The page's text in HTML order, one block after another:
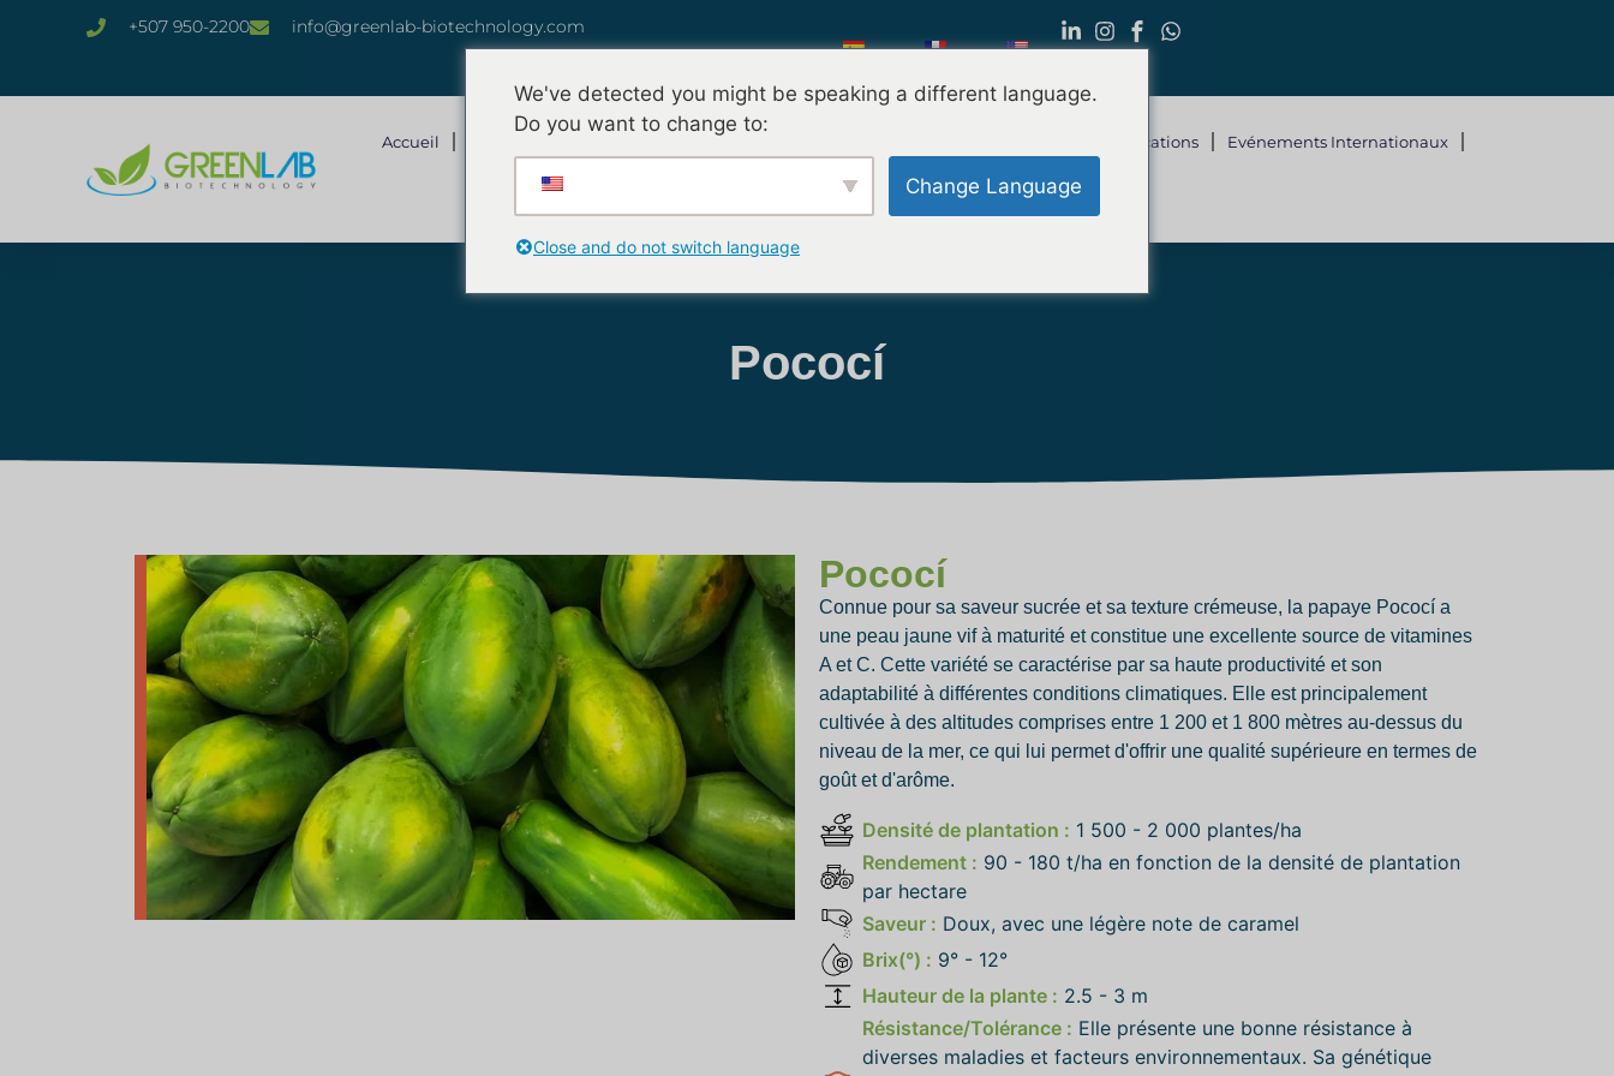
+507 950-2200 info@greenlab-biotechnology.com
Accueil Qui Sommes-Nous ? À Propos Marchés Et Applications Evénements Internationaux
Nous Contacter
Pococí
Pococí
Connue pour sa saveur sucrée et sa texture crémeuse, la papaye Pococí a
une peau jaune vif à maturité et constitue une excellente source de vitamines
A et C. Cette variété se caractérise par sa haute productivité et son
adaptabilité à différentes conditions climatiques. Elle est principalement
cultivée à des altitudes comprises entre 1 200 et 1 800 mètres au-dessus du
niveau de la mer, ce qui lui permet d'offrir une qualité supérieure en termes de
goût et d'arôme.
Densité de plantation : 1 500 - 2 000 plantes/ha
Rendement : 90 - 180 t/ha en fonction de la densité de plantation
par hectare
Saveur : Doux, avec une légère note de caramel
Brix(°) : 9° - 12°
Hauteur de la plante : 2.5 - 3 m
Résistance/Tolérance : Elle présente une bonne résistance à
diverses maladies et facteurs environnementaux. Sa génétique
We've detected you might be speaking a different language.
Do you want to change to:
Change Language
Close and do not switch language